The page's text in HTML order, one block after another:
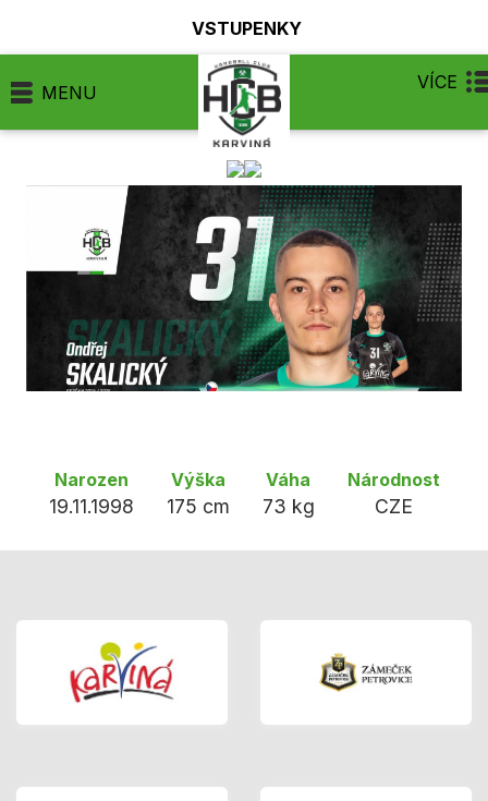
VSTUPENKY
MENU VÍCE
Narozen
19.11.1998
Výška
175 cm
Váha
73 kg
Národnost
CZE